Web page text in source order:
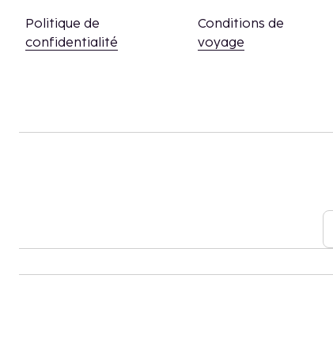
Politique de
confidentialité
Conditions de
voyage